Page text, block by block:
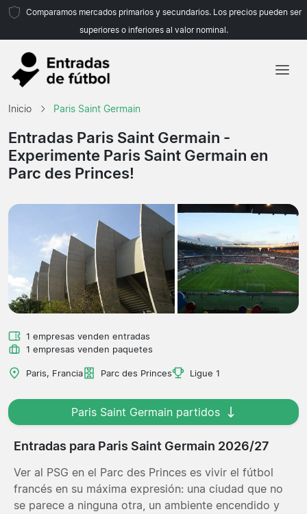
Comparamos mercados primarios y secundarios. Los precios pueden ser
superiores o inferiores al valor nominal.
Equipos
Ligas
Agencias de viajes
Inicio Paris Saint Germain
Entradas Paris Saint Germain -
Experimente Paris Saint Germain en
Parc des Princes!
1 empresas venden entradas
1 empresas venden paquetes
Paris, Francia Parc des Princes Ligue 1
Paris Saint Germain partidos
Entradas para Paris Saint Germain 2026/27
Ver al PSG en el Parc des Princes es vivir el fútbol
francés en su máxima expresión: una ciudad que no
se parece a ninguna otra, un ambiente encendido y